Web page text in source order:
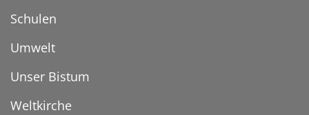
Schulen
Umwelt
Unser Bistum
Weltkirche